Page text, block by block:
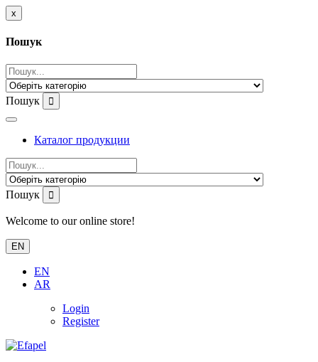
x
Пошук
Пошук
Каталог продукции
Пошук
Welcome to our online store!
EN
EN
AR
Login
Register